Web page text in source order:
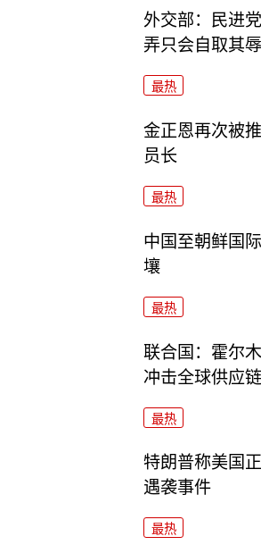
外交部：民进
弄只会自取其辱
最热
金正恩再次被
员长
最热
中国至朝鲜国
壤
最热
联合国：霍尔
冲击全球供应链
最热
特朗普称美国
遇袭事件
最热